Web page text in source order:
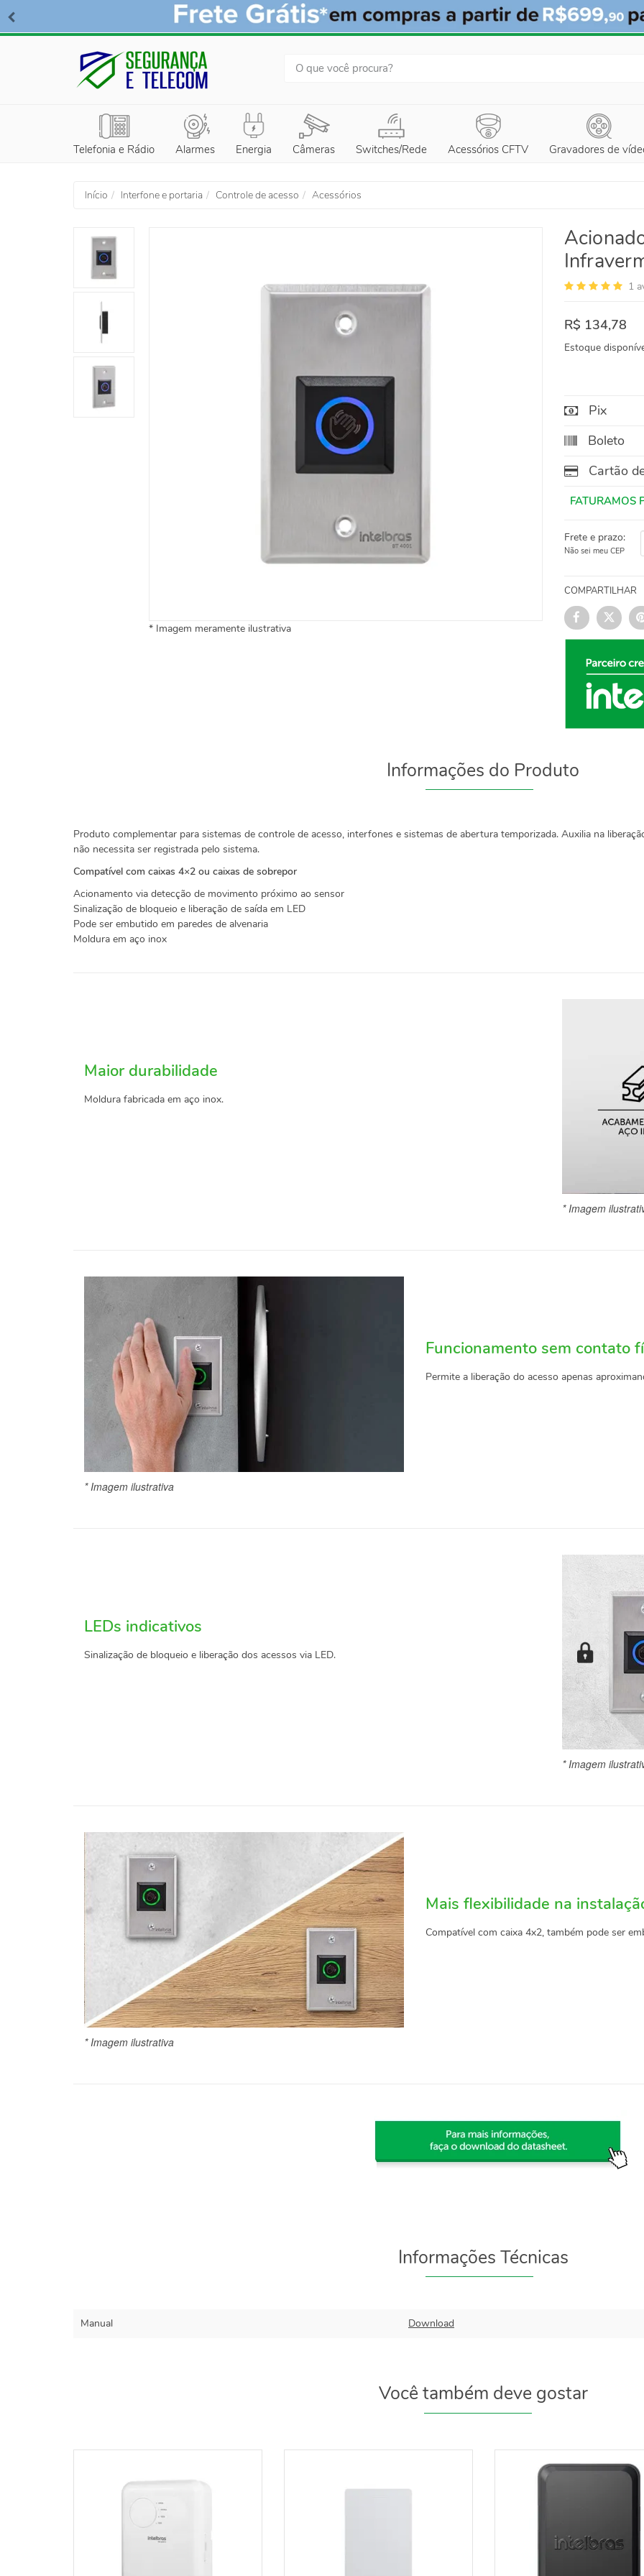
Telefonia e Rádio Alarmes Energia Câmeras Switches/Rede Acessórios CFTV Gravadores de
Início Interfone e portaria Controle de acesso Acessórios
1
R$ 134,78
Estoque
Pix
Boleto
Cartão
Frete e prazo:
Não sei meu CEP
COMPARTILHAR
Informações do Produto
Produto complementar para sistemas de controle de acesso, interfones e sistemas de abertura temporizada. Auxilia na
não necessita ser registrada pelo sistema.
Compatível com caixas 4×2 ou caixas de sobrepor
Acionamento via detecção de movimento próximo ao sensor
Sinalização de bloqueio e liberação de saída em LED
Pode ser embutido em paredes de alvenaria
Moldura em aço inox
Maior durabilidade
Moldura fabricada em aço inox.
* Imagem
* Imagem ilustrativa
Funcionamento sem contato
Permite a liberação do acesso apenas
LEDs indicativos
Sinalização de bloqueio e liberação dos acessos via LED.
* Imagem
* Imagem ilustrativa
Mais flexibilidade na
Compatível com caixa 4x2, também pode ser
Informações Técnicas
Manual Download
Você também deve gostar